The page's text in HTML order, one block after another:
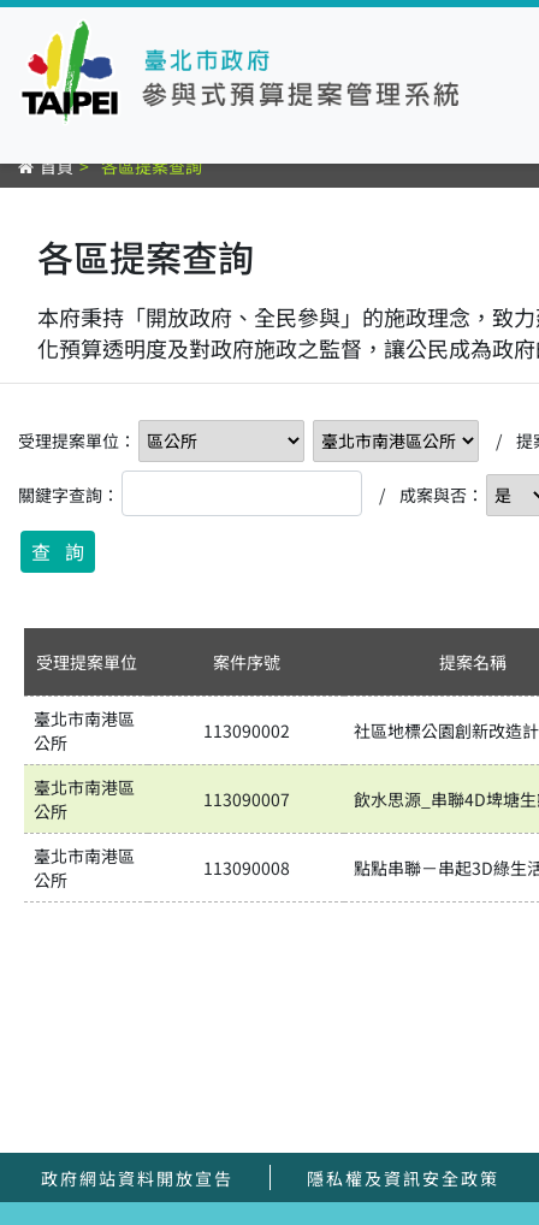
首頁 各區提案查詢
各區提案查詢
本府秉持「開放政府、全民參與」的施政理念，致
化預算透明度及對政府施政之監督，讓公民成為政
受理提案單位： / 提
關鍵字查詢： / 成案與否：
受理提案單位 案件序號 提案名稱
臺北市南港區
公所
113090002 社區地標公園創新改造
臺北市南港區
公所
113090007 飲水思源_串聯4D埤塘
臺北市南港區
公所
113090008 點點串聯－串起3D綠生
政府網站資料開放宣告 隱私權及資訊安全政策